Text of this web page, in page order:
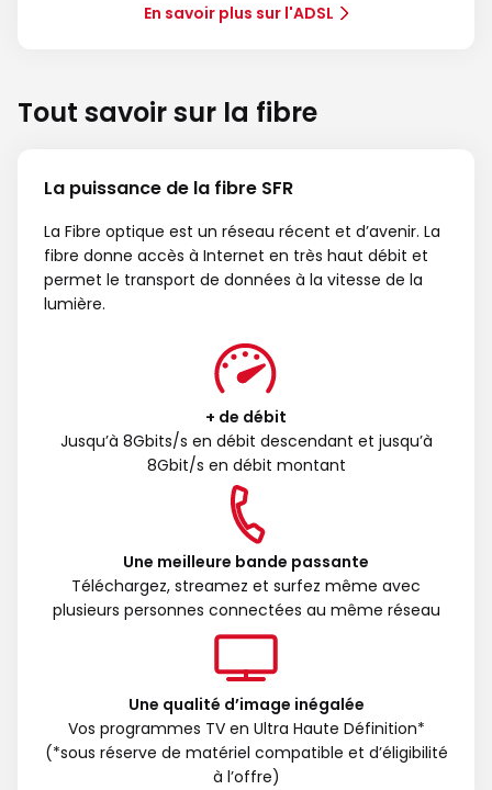
En savoir plus sur l'ADSL
Tout savoir sur la fibre
La puissance de la fibre SFR
La Fibre optique est un réseau récent et d’avenir. La
fibre donne accès à Internet en très haut débit et
permet le transport de données à la vitesse de la
lumière.
+ de débit
Jusqu’à 8Gbits/s en débit descendant et jusqu’à
8Gbit/s en débit montant
Une meilleure bande passante
Téléchargez, streamez et surfez même avec
plusieurs personnes connectées au même réseau
Une qualité d’image inégalée
Vos programmes TV en Ultra Haute Définition*
(*sous réserve de matériel compatible et d’éligibilité
à l’offre)